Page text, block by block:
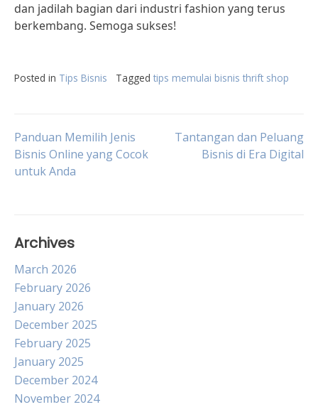
dan jadilah bagian dari industri fashion yang terus
berkembang. Semoga sukses!
Posted in Tips Bisnis Tagged tips memulai bisnis thrift shop
Post
navigation
Panduan Memilih Jenis
Bisnis Online yang Cocok
untuk Anda
Tantangan dan Peluang
Bisnis di Era Digital
Archives
March 2026
February 2026
January 2026
December 2025
February 2025
January 2025
December 2024
November 2024